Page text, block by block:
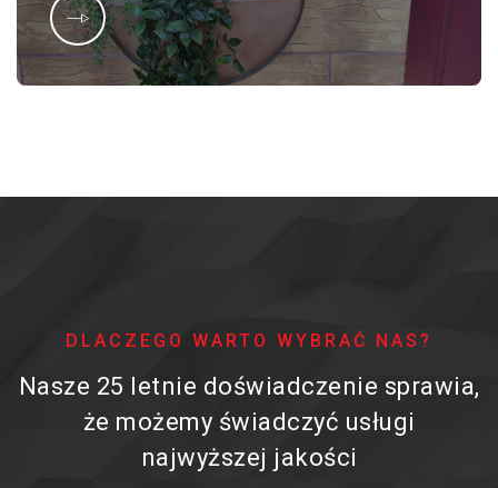
DLACZEGO WARTO WYBRAĆ NAS?
Nasze 25 letnie doświadczenie sprawia,
że możemy świadczyć usługi
najwyższej jakości